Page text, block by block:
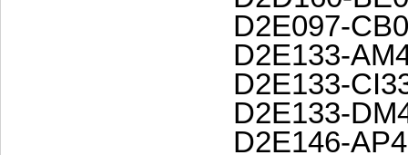
D2E097-
D2E133-
D2E133-
D2E133-
D2E146-